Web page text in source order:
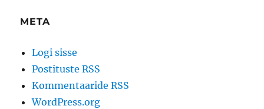
META
Logi sisse
Postituste RSS
Kommentaaride RSS
WordPress.org